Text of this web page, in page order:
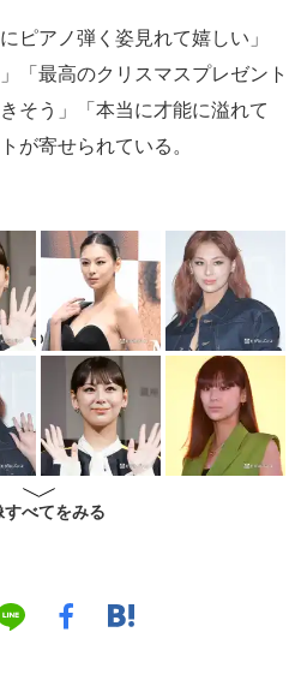
ピアノ弾く姿見れて嬉しい」
「最高のクリスマスプレゼント
そう」「本当に才能に溢れて
が寄せられている。
すべてをみる